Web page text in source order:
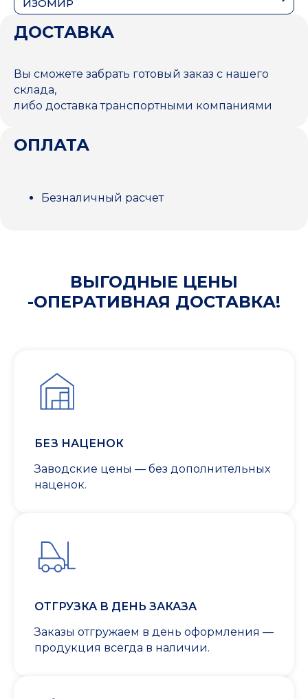
ИЗОМИР
ДОСТАВКА
Вы сможете забрать готовый заказ с нашего
склада,
либо доставка транспортными компаниями
ОПЛАТА
Безналичный расчет
ВЫГОДНЫЕ ЦЕНЫ
-ОПЕРАТИВНАЯ ДОСТАВКА!
БЕЗ НАЦЕНОК
Заводские цены — без дополнительных
наценок.
ОТГРУЗКА В ДЕНЬ ЗАКАЗА
Заказы отгружаем в день оформления —
продукция всегда в наличии.